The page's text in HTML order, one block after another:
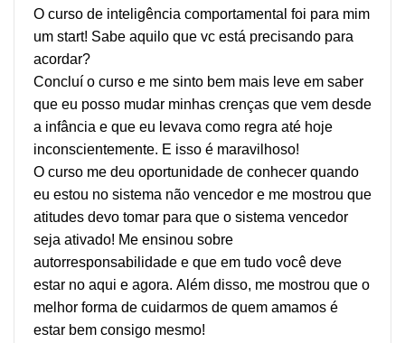
O curso de inteligência comportamental foi para mim
um start! Sabe aquilo que vc está precisando para
acordar?
Concluí o curso e me sinto bem mais leve em saber
que eu posso mudar minhas crenças que vem desde
a infância e que eu levava como regra até hoje
inconscientemente. E isso é maravilhoso!
O curso me deu oportunidade de conhecer quando
eu estou no sistema não vencedor e me mostrou que
atitudes devo tomar para que o sistema vencedor
seja ativado! Me ensinou sobre
autorresponsabilidade e que em tudo você deve
estar no aqui e agora. Além disso, me mostrou que o
melhor forma de cuidarmos de quem amamos é
estar bem consigo mesmo!